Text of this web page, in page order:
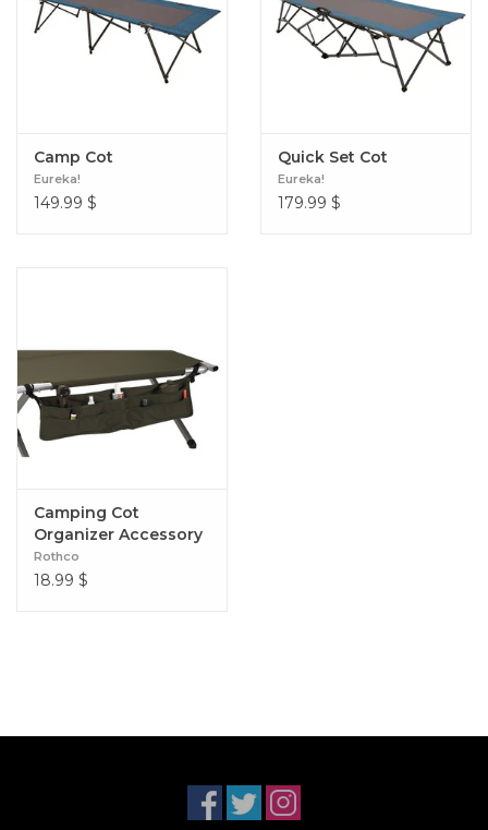
Camp Cot
Eureka!
149.99 $
Quick Set Cot
Eureka!
179.99 $
Camping Cot
Organizer Accessory
Pouch
Rothco
18.99 $